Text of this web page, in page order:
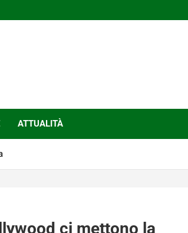
ATTUALITÀ
ci mettono la